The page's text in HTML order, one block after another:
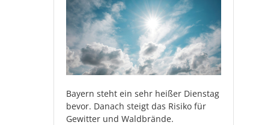
Bayern steht ein sehr heißer Dienstag
bevor. Danach steigt das Risiko für
Gewitter und Waldbrände.